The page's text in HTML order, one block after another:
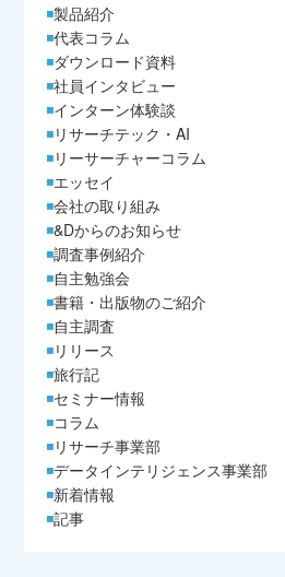
製品紹介
代表コラム
ダウンロード資料
社員インタビュー
インターン体験談
リサーチテック・AI
リーサーチャーコラム
エッセイ
会社の取り組み
&Dからのお知らせ
調査事例紹介
自主勉強会
書籍・出版物のご紹介
自主調査
リリース
旅行記
セミナー情報
コラム
リサーチ事業部
データインテリジェンス事業部
新着情報
記事